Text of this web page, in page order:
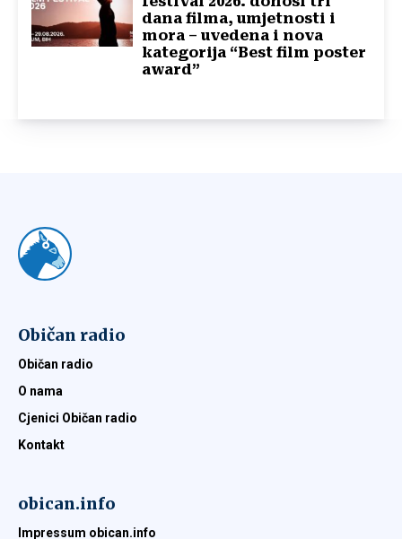
dana filma, umjetnosti i
mora – uvedena i nova
kategorija “Best film poster
award”
Običan radio
Običan radio
O nama
Cjenici Običan radio
Kontakt
obican.info
Impressum obican.info